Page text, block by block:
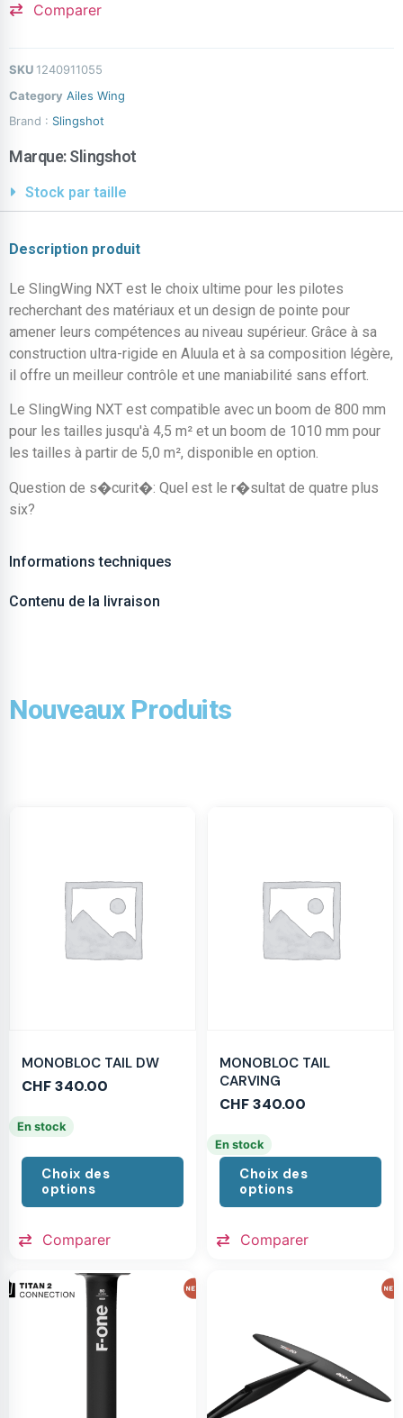
Comparer
SKU 1240911055
Category Ailes Wing
Brand : Slingshot
Marque:Slingshot
Stock par taille
Description produit
Le SlingWing NXT est le choix ultime pour les pilotes
recherchant des matériaux et un design de pointe pour
amener leurs compétences au niveau supérieur. Grâce à sa
construction ultra-rigide en Aluula et à sa composition légère,
il offre un meilleur contrôle et une maniabilité sans effort.
Le SlingWing NXT est compatible avec un boom de 800 mm
pour les tailles jusqu'à 4,5 m² et un boom de 1010 mm pour
les tailles à partir de 5,0 m², disponible en option.
Question de s�curit�: Quel est le r�sultat de quatre plus
six?
Informations techniques
Contenu de la livraison
Nouveaux Produits
MONOBLOC TAIL DW
CHF340.00
En stock
Choix des
options
Comparer
MONOBLOC TAIL
CARVING
CHF340.00
En stock
Choix des
options
Comparer